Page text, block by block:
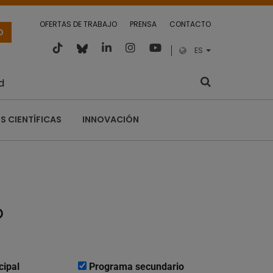
OFERTAS DE TRABAJO PRENSA CONTACTO
ES
CIENTÍFICAS INNOVACIÓN
Programa secundario